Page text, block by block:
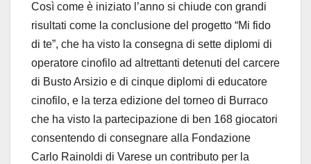
Così come è iniziato l’anno si chiude con grandi
risultati come la conclusione del progetto “Mi fido
di te”, che ha visto la consegna di sette diplomi di
operatore cinofilo ad altrettanti detenuti del carcere
di Busto Arsizio e di cinque diplomi di educatore
cinofilo, e la terza edizione del torneo di Burraco
che ha visto la partecipazione di ben 168 giocatori
consentendo di consegnare alla Fondazione
Carlo Rainoldi di Varese un contributo per la